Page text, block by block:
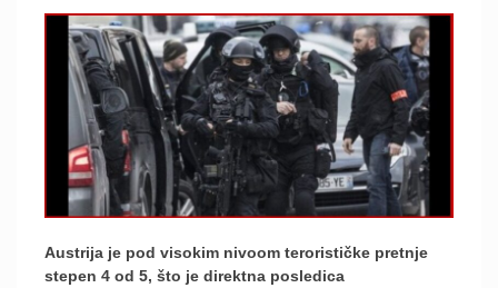
Austrija je pod visokim nivoom terorističke pretnje
stepen 4 od 5, što je direktna posledica